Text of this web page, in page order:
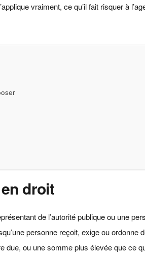
vraiment, ce qu’il fait risquer à
droit
de l’autorité publique ou une
personne reçoit, exige ou ordonne
due, ou une somme plus élevée que ce